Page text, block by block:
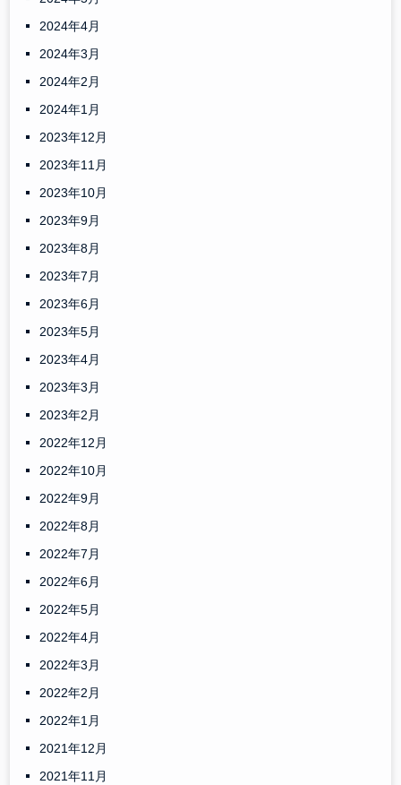
2024年4月
2024年3月
2024年2月
2024年1月
2023年12月
2023年11月
2023年10月
2023年9月
2023年8月
2023年7月
2023年6月
2023年5月
2023年4月
2023年3月
2023年2月
2022年12月
2022年10月
2022年9月
2022年8月
2022年7月
2022年6月
2022年5月
2022年4月
2022年3月
2022年2月
2022年1月
2021年12月
2021年11月